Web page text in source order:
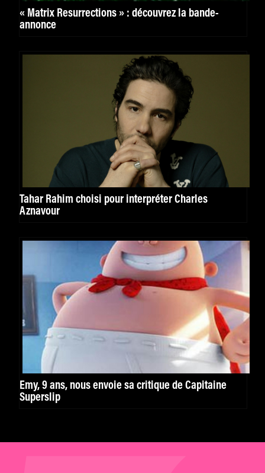
« Matrix Resurrections » : découvrez la bande-
annonce
Tahar Rahim choisi pour interpréter Charles
Aznavour
Emy, 9 ans, nous envoie sa critique de Capitaine
Superslip